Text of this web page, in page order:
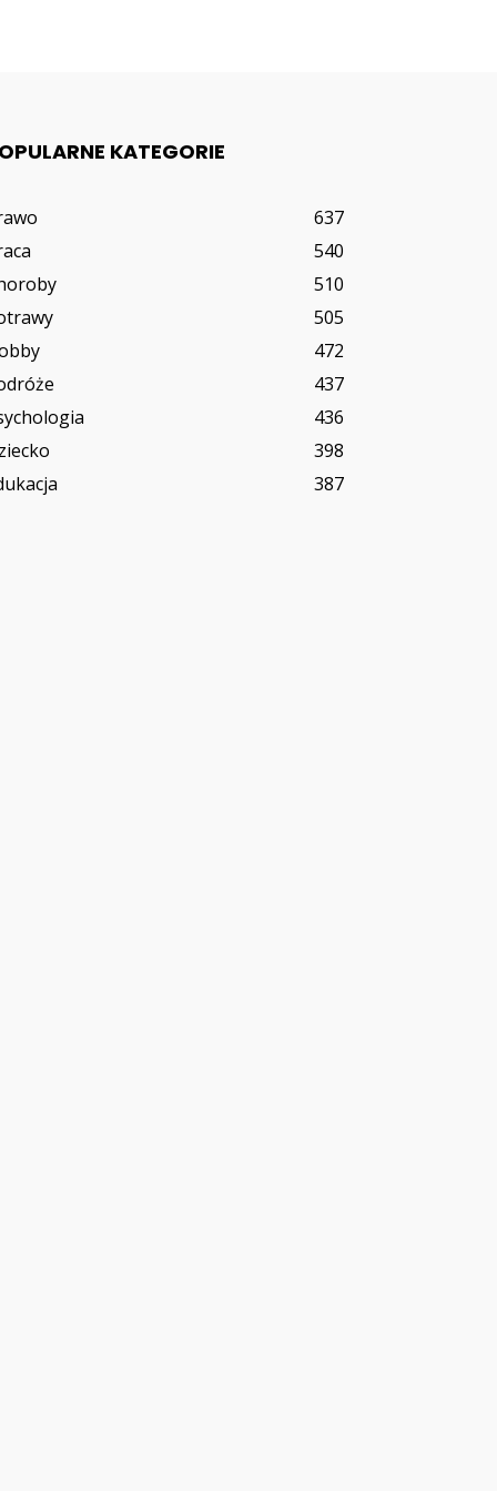
KATEGORIE
637
540
510
505
472
437
436
398
387